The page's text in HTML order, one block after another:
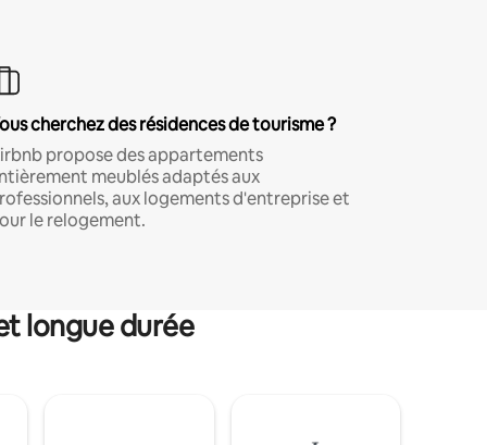
cherchez des résidences de tourisme ?
propose des appartements
meublés adaptés aux
aux logements d'entreprise et
le relogement.
longue durée